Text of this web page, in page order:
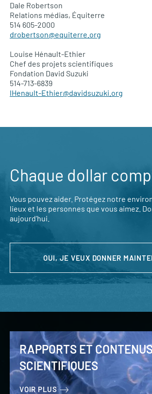
Dale Robertson
Relations médias, Équiterre
514 605-2000
drobertson@equiterre.org
Louise Hénault-Ethier
Chef des projets scientifiques
Fondation David Suzuki
514-713-6839
lHenault-Ethier@davidsuzuki.org
Chaque dollar
Vous pouvez aider. Protégez notre
lieux et les personnes que vous aimez.
aujourd’hui.
OUI, JE VEUX DONNER
RAPPORTS ET
SCIENTIFIQUES
VOIR PLUS